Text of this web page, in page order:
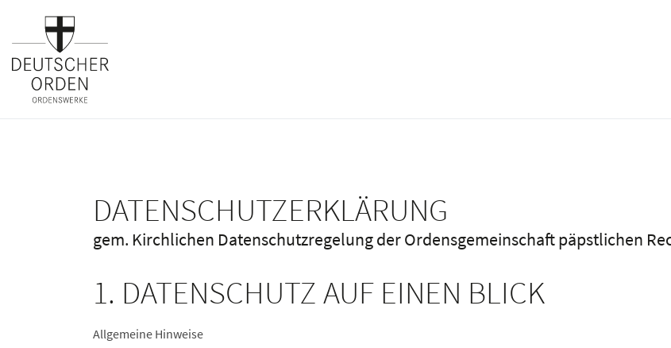
DATENSCHUTZERKLÄRUNG
gem. Kirchlichen Datenschutzregelung der Ordensgemeinschaft päpstlichen
1. DATENSCHUTZ AUF EINEN BLICK
Allgemeine Hinweise